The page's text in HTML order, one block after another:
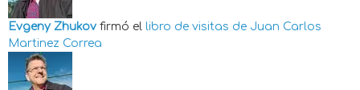
Evgeny Zhukov firmó el libro de visitas de Juan Carlos
Martinez Correa